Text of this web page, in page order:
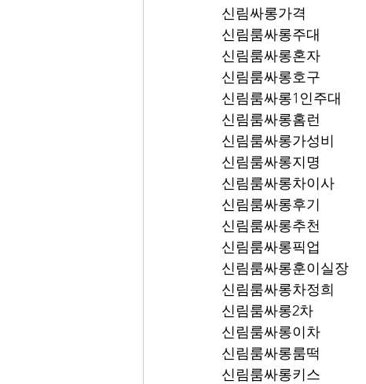
신림싸롱가격
신림룸싸롱주대
신림룸싸롱혼자
신림룸싸롱호구
신림룸싸롱1인주대
신림룸싸롱홈런
신림룸싸롱가성비
신림룸싸롱지명
신림룸싸롱차이사
신림룸싸롱후기
신림룸싸롱추천
신림룸싸롱훈이실장
신림룸싸롱차정희
신림룸싸롱2차
신림룸싸롱이차
신림룸싸롱룸떡
신림룸싸롱키스